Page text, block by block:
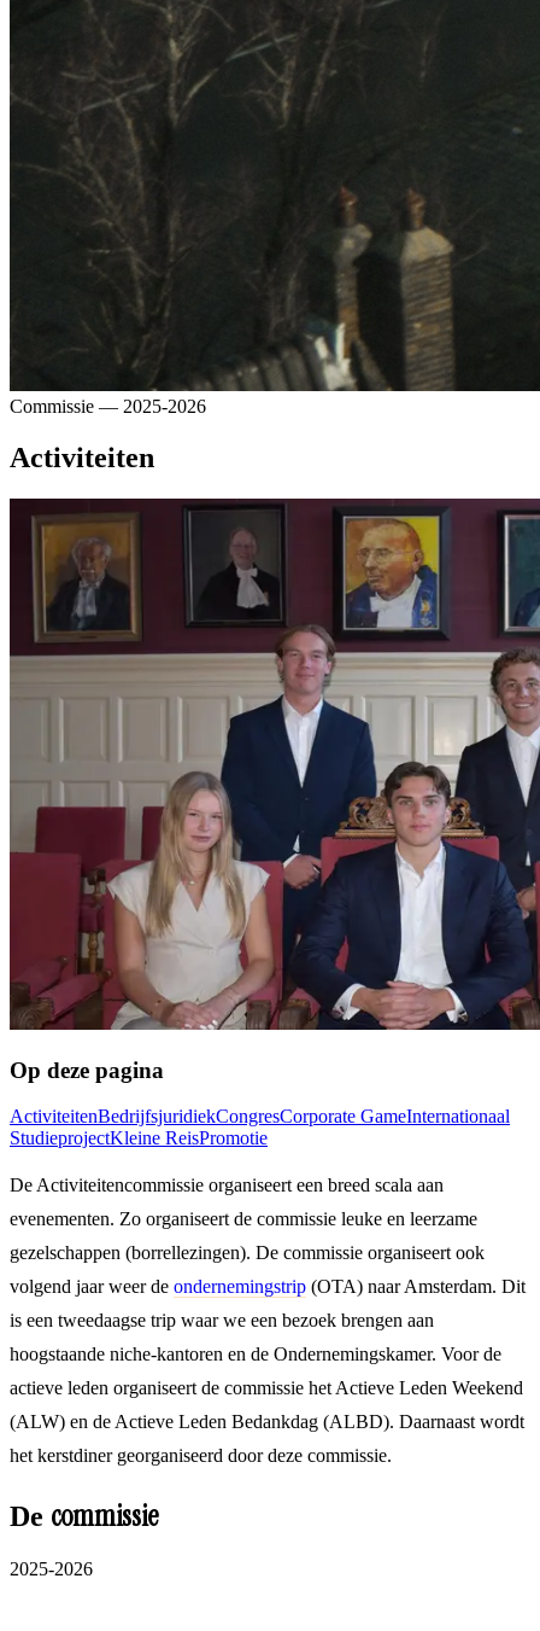
Commissie — 2025-2026
Activiteiten
Op deze pagina
ActiviteitenBedrijfsjuridiekCongresCorporate GameInternationaal
StudieprojectKleine ReisPromotie
De Activiteitencommissie organiseert een breed scala aan
evenementen. Zo organiseert de commissie leuke en leerzame
gezelschappen (borrellezingen). De commissie organiseert ook
volgend jaar weer de ondernemingstrip (OTA) naar Amsterdam. Dit
is een tweedaagse trip waar we een bezoek brengen aan
hoogstaande niche-kantoren en de Ondernemingskamer. Voor de
actieve leden organiseert de commissie het Actieve Leden Weekend
(ALW) en de Actieve Leden Bedankdag (ALBD). Daarnaast wordt
het kerstdiner georganiseerd door deze commissie.
De commissie
2025-2026